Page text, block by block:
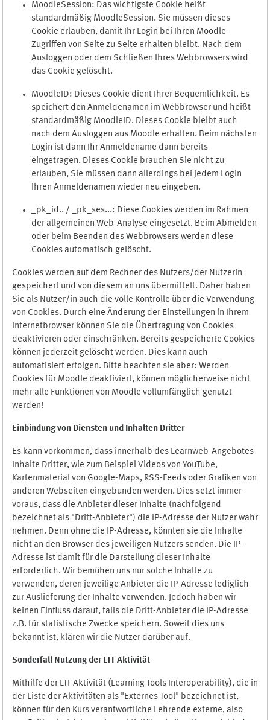
MoodleSession: Das wichtigste Cookie heißt
standardmäßig MoodleSession. Sie müssen dieses
Cookie erlauben, damit Ihr Login bei Ihren Moodle-
Zugriffen von Seite zu Seite erhalten bleibt. Nach dem
Ausloggen oder dem Schließen Ihres Webbrowsers wird
das Cookie gelöscht.
MoodleID: Dieses Cookie dient Ihrer Bequemlichkeit. Es
speichert den Anmeldenamen im Webbrowser und heißt
standardmäßig MoodleID. Dieses Cookie bleibt auch
nach dem Ausloggen aus Moodle erhalten. Beim nächsten
Login ist dann Ihr Anmeldename dann bereits
eingetragen. Dieses Cookie brauchen Sie nicht zu
erlauben, Sie müssen dann allerdings bei jedem Login
Ihren Anmeldenamen wieder neu eingeben.
_pk_id.. / _pk_ses...: Diese Cookies werden im Rahmen
der allgemeinen Web-Analyse eingesetzt. Beim Abmelden
oder beim Beenden des Webbrowsers werden diese
Cookies automatisch gelöscht.
Cookies werden auf dem Rechner des Nutzers/der Nutzerin
gespeichert und von diesem an uns übermittelt. Daher haben
Sie als Nutzer/in auch die volle Kontrolle über die Verwendung
von Cookies. Durch eine Änderung der Einstellungen in Ihrem
Internetbrowser können Sie die Übertragung von Cookies
deaktivieren oder einschränken. Bereits gespeicherte Cookies
können jederzeit gelöscht werden. Dies kann auch
automatisiert erfolgen. Bitte beachten sie aber: Werden
Cookies für Moodle deaktiviert, können möglicherweise nicht
mehr alle Funktionen von Moodle vollumfänglich genutzt
werden!
Einbindung von Diensten und Inhalten Dritter
Es kann vorkommen, dass innerhalb des Learnweb-Angebotes
Inhalte Dritter, wie zum Beispiel Videos von YouTube,
Kartenmaterial von Google-Maps, RSS-Feeds oder Grafiken von
anderen Webseiten eingebunden werden. Dies setzt immer
voraus, dass die Anbieter dieser Inhalte (nachfolgend
bezeichnet als "Dritt-Anbieter") die IP-Adresse der Nutzer wahr
nehmen. Denn ohne die IP-Adresse, könnten sie die Inhalte
nicht an den Browser des jeweiligen Nutzers senden. Die IP-
Adresse ist damit für die Darstellung dieser Inhalte
erforderlich. Wir bemühen uns nur solche Inhalte zu
verwenden, deren jeweilige Anbieter die IP-Adresse lediglich
zur Auslieferung der Inhalte verwenden. Jedoch haben wir
keinen Einfluss darauf, falls die Dritt-Anbieter die IP-Adresse
z.B. für statistische Zwecke speichern. Soweit dies uns
bekannt ist, klären wir die Nutzer darüber auf.
Sonderfall Nutzung der LTI-Aktivität
Mithilfe der LTI-Aktivität (Learning Tools Interoperability), die in
der Liste der Aktivitäten als "Externes Tool" bezeichnet ist,
können für den Kurs verantwortliche Lehrende externe, also